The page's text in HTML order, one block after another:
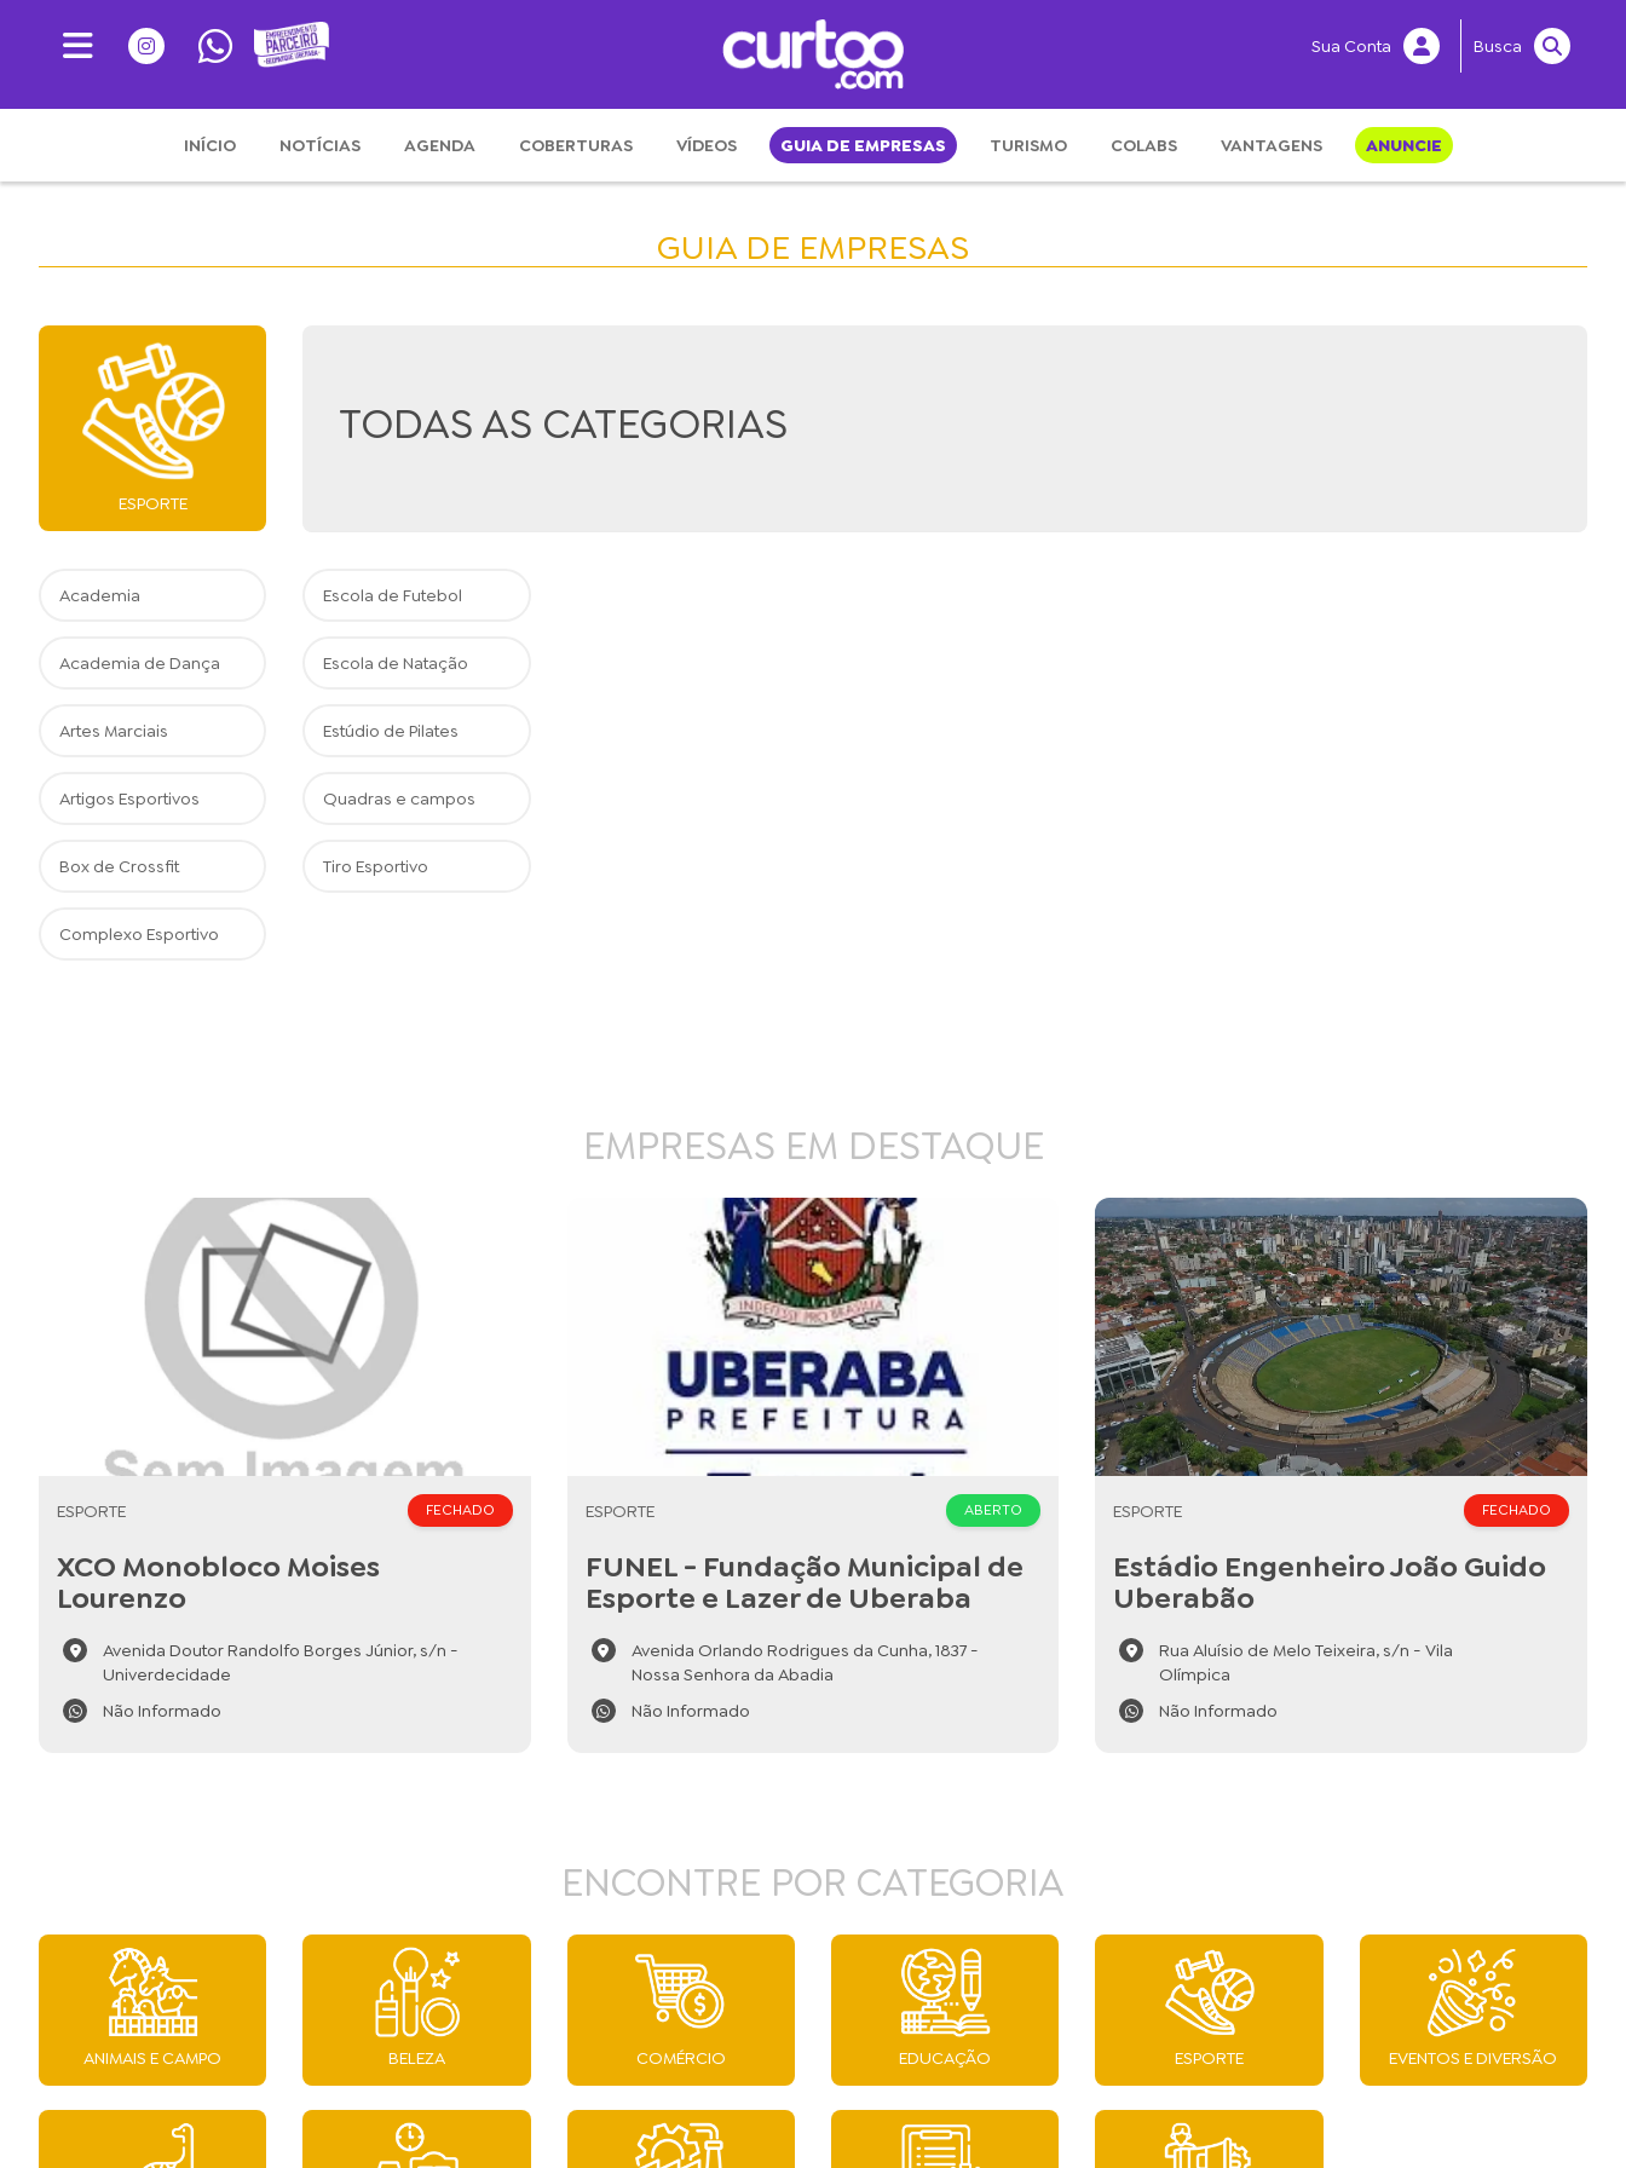
Busca
Sua Conta
INÍCIO NOTÍCIAS AGENDA COBERTURAS VÍDEOS GUIA DE EMPRESAS TURISMO COLABS VANTAGENS ANUNCIE
GUIA DE EMPRESAS
ESPORTE
TODAS AS CATEGORIAS
Academia
Academia de Dança
Artes Marciais
Artigos Esportivos
Box de Crossfit
Complexo Esportivo
Escola de Futebol
Escola de Natação
Estúdio de Pilates
Quadras e campos
Tiro Esportivo
EMPRESAS EM DESTAQUE
ESPORTE FECHADO
XCO Monobloco Moises
Lourenzo
Avenida Doutor Randolfo Borges Júnior, s/n -
Univerdecidade
Não Informado
ESPORTE ABERTO
FUNEL - Fundação Municipal de
Esporte e Lazer de Uberaba
Avenida Orlando Rodrigues da Cunha, 1837 -
Nossa Senhora da Abadia
Não Informado
ESPORTE FECHADO
Estádio Engenheiro João Guido
Uberabão
Rua Aluísio de Melo Teixeira, s/n - Vila
Olímpica
Não Informado
ENCONTRE POR CATEGORIA
ANIMAIS E CAMPO BELEZA COMÉRCIO EDUCAÇÃO ESPORTE EVENTOS E DIVERSÃO